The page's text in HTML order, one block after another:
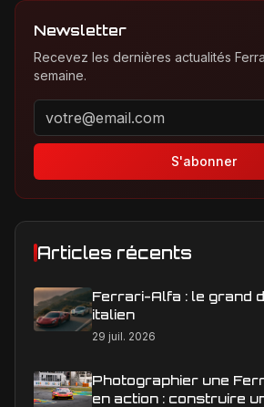
Newsletter
Recevez les dernières actualités
semaine.
Adresse email pour la newsletter
S'abonner
Articles récents
Ferrari-Alfa : le grand
italien
29 juil. 2026
Photographier une
en action : construire